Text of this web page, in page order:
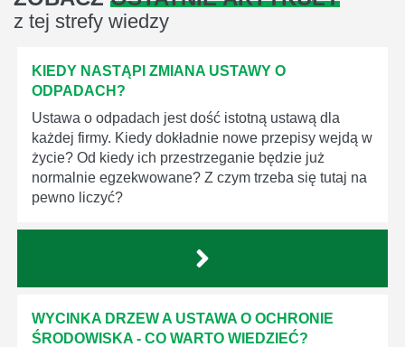
z tej strefy wiedzy
KIEDY NASTĄPI ZMIANA USTAWY O
ODPADACH?
Ustawa o odpadach jest dość istotną ustawą dla
każdej firmy. Kiedy dokładnie nowe przepisy wejdą w
życie? Od kiedy ich przestrzeganie będzie już
normalnie egzekwowane? Z czym trzeba się tutaj na
pewno liczyć?
WYCINKA DRZEW A USTAWA O OCHRONIE
ŚRODOWISKA - CO WARTO WIEDZIEĆ?